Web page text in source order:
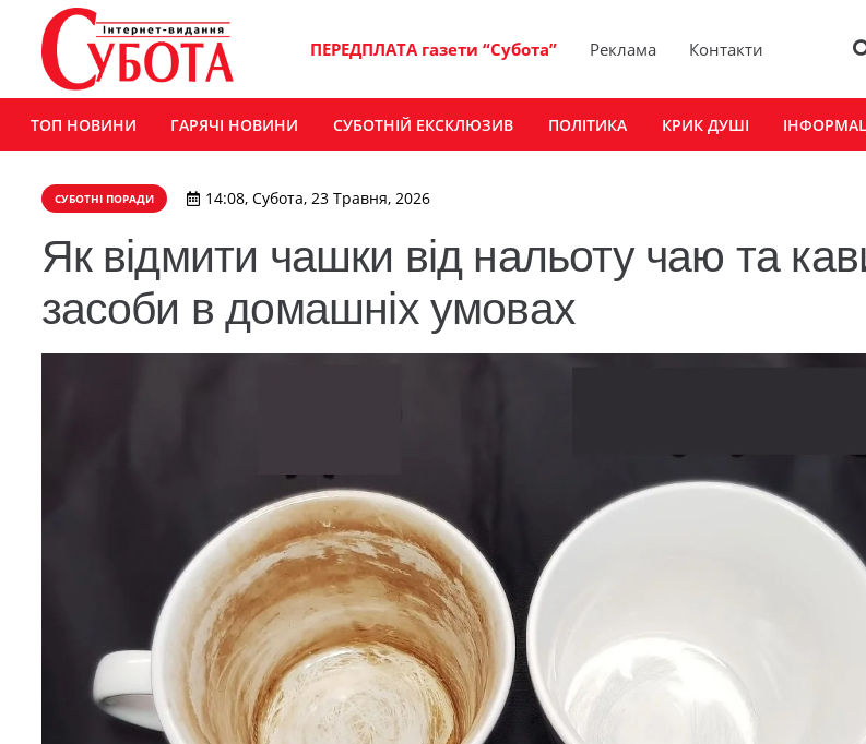
ПЕРЕДПЛАТА газети “Субота” Реклама Контакти
ТОП НОВИНИ ГАРЯЧІ НОВИНИ СУБОТНІЙ ЕКСКЛЮЗИВ ПОЛІТИКА КРИК ДУШІ
СУБОТНІ ПОРАДИ 14:08, Субота, 23 Травня, 2026
Як відмити чашки від нальоту чаю та
засоби в домашніх умовах